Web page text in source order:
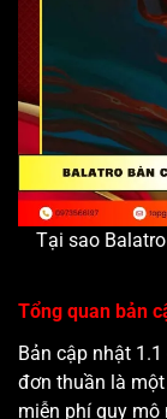
Tại sao
Tổng quan bản
Bản cập nhật
đơn thuần là
miễn phí quy mô